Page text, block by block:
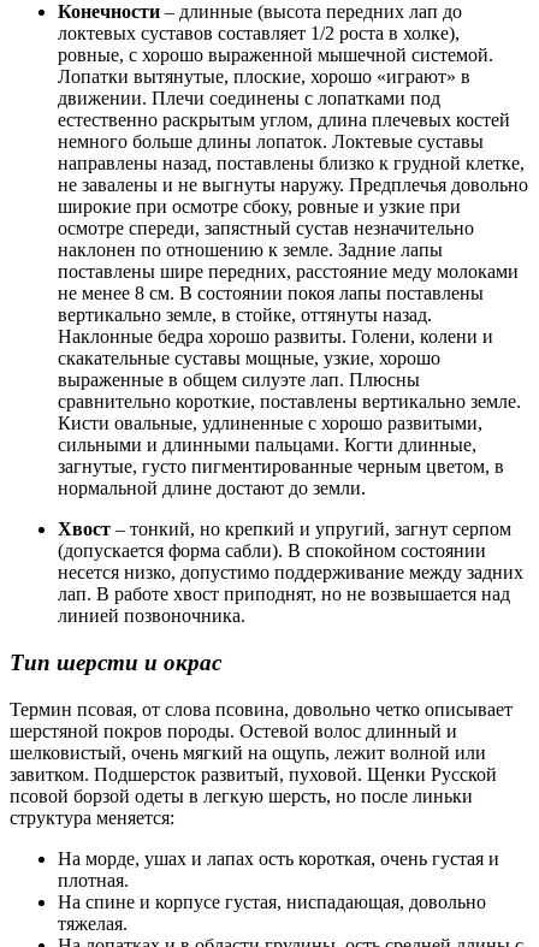
Конечности – длинные (высота передних лап до
локтевых суставов составляет 1/2 роста в холке),
ровные, с хорошо выраженной мышечной системой.
Лопатки вытянутые, плоские, хорошо «играют» в
движении. Плечи соединены с лопатками под
естественно раскрытым углом, длина плечевых костей
немного больше длины лопаток. Локтевые суставы
направлены назад, поставлены близко к грудной клетке,
не завалены и не выгнуты наружу. Предплечья довольно
широкие при осмотре сбоку, ровные и узкие при
осмотре спереди, запястный сустав незначительно
наклонен по отношению к земле. Задние лапы
поставлены шире передних, расстояние меду молоками
не менее 8 см. В состоянии покоя лапы поставлены
вертикально земле, в стойке, оттянуты назад.
Наклонные бедра хорошо развиты. Голени, колени и
скакательные суставы мощные, узкие, хорошо
выраженные в общем силуэте лап. Плюсны
сравнительно короткие, поставлены вертикально земле.
Кисти овальные, удлиненные с хорошо развитыми,
сильными и длинными пальцами. Когти длинные,
загнутые, густо пигментированные черным цветом, в
нормальной длине достают до земли.
Хвост – тонкий, но крепкий и упругий, загнут серпом
(допускается форма сабли). В спокойном состоянии
несется низко, допустимо поддерживание между задних
лап. В работе хвост приподнят, но не возвышается над
линией позвоночника.
Тип шерсти и окрас
Термин псовая, от слова псовина, довольно четко описывает
шерстяной покров породы. Остевой волос длинный и
шелковистый, очень мягкий на ощупь, лежит волной или
завитком. Подшерсток развитый, пуховой. Щенки Русской
псовой борзой одеты в легкую шерсть, но после линьки
структура меняется:
На морде, ушах и лапах ость короткая, очень густая и
плотная.
На спине и корпусе густая, ниспадающая, довольно
тяжелая.